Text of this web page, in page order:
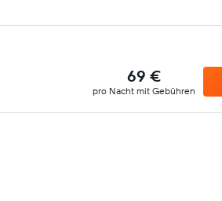
69 €
pro Nacht mit Gebühren